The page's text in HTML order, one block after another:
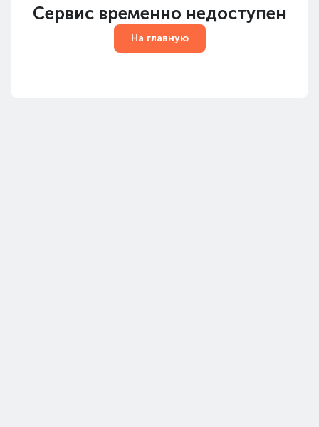
Сервис временно недоступен
На главную